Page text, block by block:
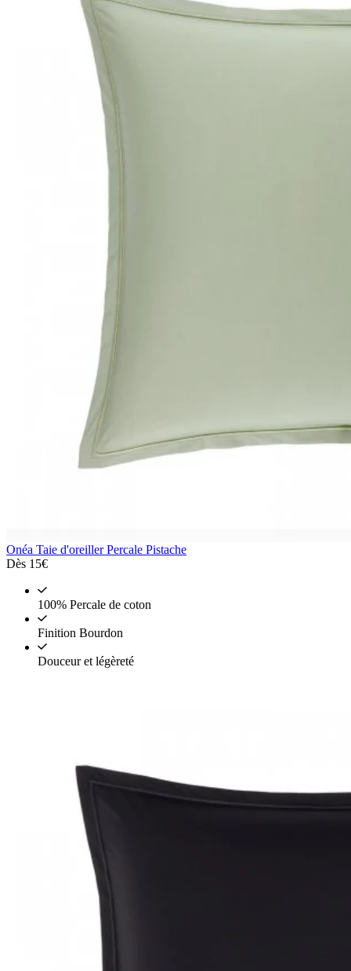
Onéa Taie d'oreiller Percale Pistache
Dès 15€
100% Percale de coton
Finition Bourdon
Douceur et légèreté